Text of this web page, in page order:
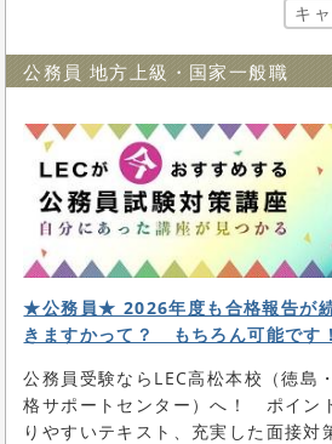
キ
公務員 地方上級・国家一般職
★公務員★ 2026年度も合格報告が
きますかって？ もちろん可能です
公務員受験ならLEC高松本校（徳島
格サポートセンター）へ！ ポイン
りやすいテキスト、充実した面接対